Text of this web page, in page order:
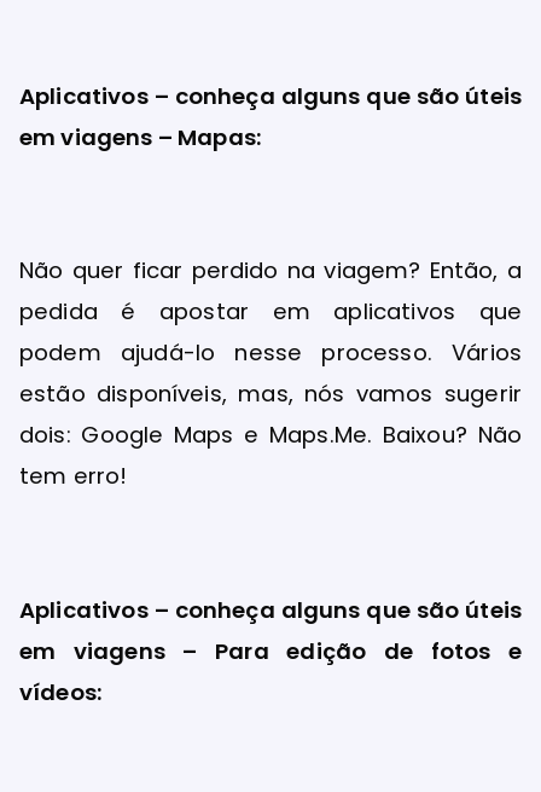
Aplicativos – conheça alguns que são úteis
em viagens – Mapas:
Não quer ficar perdido na viagem? Então, a
pedida é apostar em aplicativos que
podem ajudá-lo nesse processo. Vários
estão disponíveis, mas, nós vamos sugerir
dois: Google Maps e Maps.Me. Baixou? Não
tem erro!
Aplicativos – conheça alguns que são úteis
em viagens – Para edição de fotos e
vídeos: